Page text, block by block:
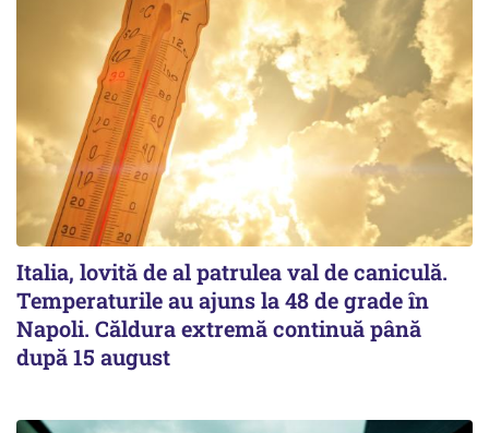
Italia, lovită de al patrulea val de caniculă.
Temperaturile au ajuns la 48 de grade în
Napoli. Căldura extremă continuă până
după 15 august